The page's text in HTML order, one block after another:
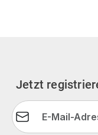
Jetzt
E-Mail-Adresse*